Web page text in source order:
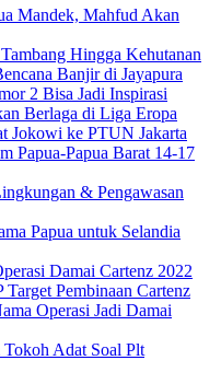
Mandek, Mahfud Akan
Hingga Kehutanan
Banjir di Jayapura
2 Bisa Jadi Inspirasi
Berlaga di Liga Eropa
Jokowi ke PTUN Jakarta
Papua-Papua Barat 14-17
& Pengawasan
Papua untuk Selandia
Damai Cartenz 2022
Pembinaan Cartenz
Operasi Jadi Damai
Adat Soal Plt